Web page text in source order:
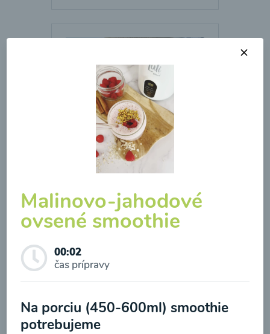
Zeleninová klasik polievka
00:10 Zobraziť
Malinovo-jahodové
ovsené smoothie
00:02
čas prípravy
Na porciu (450-600ml) smoothie
potrebujeme
Odber noviniek a akcií
Odoslaním registrácie na Newsletter súhlasím so
spracovaním osobných údajov pre účely